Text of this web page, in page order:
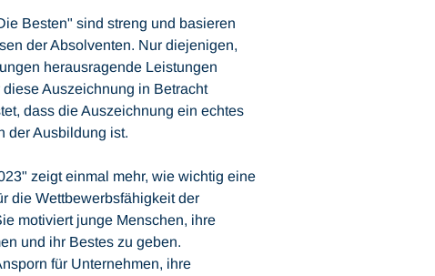
Besten" sind streng und basieren
der Absolventen. Nur diejenigen,
herausragende Leistungen
Auszeichnung in Betracht
dass die Auszeichnung ein echtes
der Ausbildung ist.
zeigt einmal mehr, wie wichtig eine
die Wettbewerbsfähigkeit der
motiviert junge Menschen, ihre
und ihr Bestes zu geben.
für Unternehmen, ihre